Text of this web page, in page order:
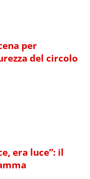
per
del circolo
era luce”: il